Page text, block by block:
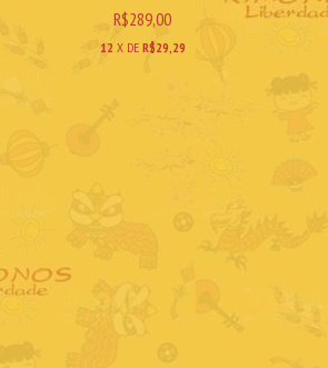
R$289,00
12 X DE R$29,29